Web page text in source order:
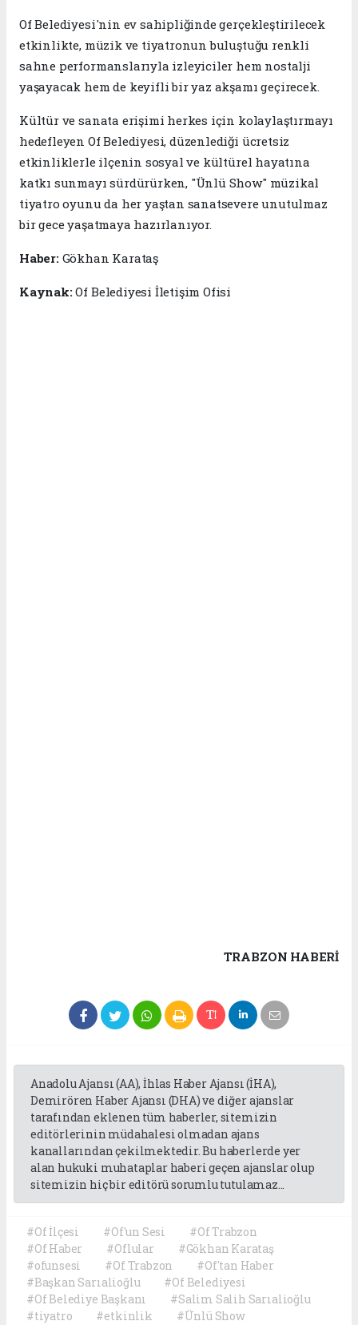
Of Belediyesi'nin ev sahipliğinde gerçekleştirilecek
etkinlikte, müzik ve tiyatronun buluştuğu renkli
sahne performanslarıyla izleyiciler hem nostalji
yaşayacak hem de keyifli bir yaz akşamı geçirecek.
Kültür ve sanata erişimi herkes için kolaylaştırmayı
hedefleyen Of Belediyesi, düzenlediği ücretsiz
etkinliklerle ilçenin sosyal ve kültürel hayatına
katkı sunmayı sürdürürken, "Ünlü Show" müzikal
tiyatro oyunu da her yaştan sanatsevere unutulmaz
bir gece yaşatmaya hazırlanıyor.
Haber:Gökhan Karataş
Kaynak:Of Belediyesi İletişim Ofisi
TRABZON HABERİ
Anadolu Ajansı (AA), İhlas Haber Ajansı (İHA),
Demirören Haber Ajansı (DHA) ve diğer ajanslar
tarafından eklenen tüm haberler, sitemizin
editörlerinin müdahalesi olmadan ajans
kanallarından çekilmektedir. Bu haberlerde yer
alan hukuki muhataplar haberi geçen ajanslar olup
sitemizin hiç bir editörü sorumlu tutulamaz...
#Of İlçesi #Of'un Sesi
#Of Trabzon
#Of Haber
#Oflular
#Gökhan Karataş
#ofunsesi
#Of Trabzon
#Of'tan Haber
#Başkan Sarıalioğlu
#Of Belediyesi
#Of Belediye Başkanı
#Salim Salih Sarıalioğlu
#tiyatro
#etkinlik #Ünlü Show